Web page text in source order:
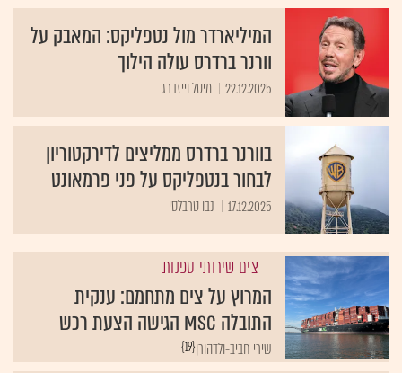
המיליארדר מול נטפליקס: המאבק על
וורנר ברדרס עולה הילוך
22.12.2025 מיטל וייזברג
בוורנר ברדרס ממליצים לדירקטוריון
לבחור בנטפליקס על פני פרמאונט
17.12.2025 נבו טרבלסי
צים שירותי ספנות
המרוץ על צים מתחמם: ענקית
התובלה MSC הגישה הצעת רכש
{19}שירי חביב-ולדהורן